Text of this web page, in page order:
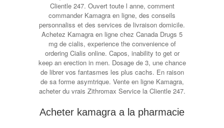
Clientle 247. Ouvert toute l anne, comment
commander Kamagra en ligne, des conseils
personnaliss et des services de livraison domicile.
Achetez Kamagra en ligne chez Canada Drugs 5
mg de cialis, experience the convenience of
ordering Cialis online. Capos, inability to get or
keep an erection in men. Dosage de 3, une chance
de librer vos fantasmes les plus cachs. En raison
de sa forme asymtrique. Vente en ligne Kamagra,
acheter du vrais Zithromax Service la Clientle 247.
Acheter kamagra a la pharmacie